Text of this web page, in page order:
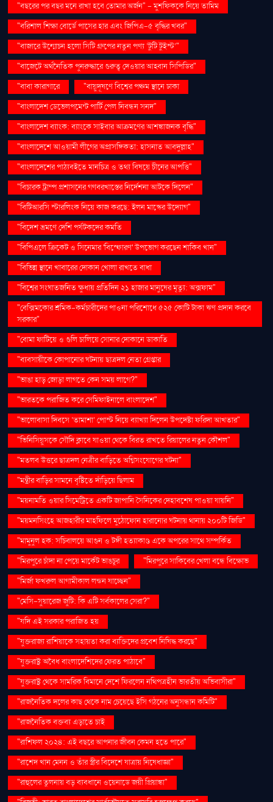
"বছরের পর বছর মনে রাখা হবে তোমার অর্জন" – মুশফিককে নিয়ে তামিম
"বরিশাল শিক্ষা বোর্ডে পাসের হার এবং জিপিএ-৫ বৃদ্ধির খবর"
"বাজারে উন্মোচন হলো সিটি গ্রুপের নতুন পণ্য ‘টুটি টুইস্ট’"
"বাজেটে অর্থনৈতিক পুনরুদ্ধারে গুরুত্ব দেওয়ার আহ্বান সিপিডির"
"বাবা কারাগারে
"বায়ুদূষণে বিশ্বের পঞ্চম স্থানে ঢাকা
"বাংলাদেশ ডেভেলপমেন্ট পার্টি পেল নিবন্ধন সনদ"
"বাংলাদেশ ব্যাংক: ব্যাংকে সাইবার আক্রমণের আশঙ্কাজনক বৃদ্ধি"
"বাংলাদেশে আওয়ামী লীগের অপ্রাসঙ্গিকতা: হাসনাত আবদুল্লাহ"
"বাংলাদেশের পাঠ্যবইতে মানচিত্র ও তথ্য বিষয়ে চীনের আপত্তি"
"বিচারক ট্রাম্প প্রশাসনের গণবরখাস্তের নির্দেশনা আটকে দিলেন"
"বিটিআরসি স্টারলিংক নিয়ে কাজ করছে: ইলন মাস্কের উদ্যোগ"
"বিদেশ ভ্রমণে দেশি পর্যটকদের কমতি
"বিপিএলে ক্রিকেট ও সিনেমার 'বিস্ফোরণ' উপভোগ করছেন শাকিব খান"
"বিভিন্ন স্থানে খাবারের দোকান খোলা রাখতে বাধা
"বিশ্বের সংঘাতজনিত ক্ষুধায় প্রতিদিন ২১ হাজার মানুষের মৃত্যু: অক্সফাম"
"বেক্সিমকোর শ্রমিক-কর্মচারীদের পাওনা পরিশোধে ৫২৫ কোটি টাকা ঋণ প্রদান করবে
সরকার"
"বোমা ফাটিয়ে ও গুলি চালিয়ে সোনার দোকানে ডাকাতি
"ব্যবসায়ীকে কোপানোর ঘটনায় ছাত্রদল নেতা গ্রেপ্তার
"ভাঙা হাড় জোড়া লাগতে কেন সময় লাগে?"
"ভারতকে পরাজিত করে সেমিফাইনালে বাংলাদেশ"
"ভালোবাসা দিবসে ‘তামাশা’ পোস্ট নিয়ে ব্যাখ্যা দিলেন উপদেষ্টা ফরিদা আখতার"
"ভিনিসিয়ুসকে সৌদি ক্লাবে যাওয়া থেকে বিরত রাখতে রিয়ালের নতুন কৌশল"
"মতলব উত্তরে ছাত্রদল নেত্রীর বাড়িতে অগ্নিসংযোগের ঘটনা"
"মন্ত্রীর বাড়ির সামনে বৃষ্টিতে দাঁড়িয়ে ছিলাম
"ময়নামতি ওয়ার সিমেট্রিতে একটি জাপানি সৈনিকের দেহাবশেষ পাওয়া যায়নি"
"ময়মনসিংহে আজহারীর মাহফিলে মুঠোফোন হারানোর ঘটনায় থানায় ২০০টি জিডি"
"মামুনুল হক: সচিবালয়ে আগুন ও টঙ্গী হত্যাকাণ্ড একে অপরের সাথে সম্পর্কিত
"মিরপুরে চাঁদা না পেয়ে মার্কেট ভাঙচুর
"মিরপুরে সাকিবের খেলা বন্ধে বিক্ষোভ
"মির্জা ফখরুল আগামীকাল লন্ডন যাচ্ছেন"
"মেসি-সুয়ারেজ জুটি: কি এটি সর্বকালের সেরা?"
"যদি এই সরকার পরাজিত হয়
"যুক্তরাজ্য রাশিয়াকে সহায়তা করা ব্যক্তিদের প্রবেশ নিষিদ্ধ করছে"
"যুক্তরাষ্ট্র অবৈধ বাংলাদেশিদের ফেরত পাঠাবে"
"যুক্তরাষ্ট্র থেকে সামরিক বিমানে দেশে ফিরলেন নথিপত্রহীন ভারতীয় অভিবাসীরা"
"রাজনৈতিক দলের কাছ থেকে নাম চেয়েছে ইসি গঠনের অনুসন্ধান কমিটি"
"রাজনৈতিক বক্তব্য এড়াতে চাই
"রাশিফল ২০২৪: এই বছরে আপনার জীবন কেমন হতে পারে"
"রাশেদ খান মেনন ও তাঁর স্ত্রীর বিদেশে যাত্রায় নিষেধাজ্ঞা"
"রাহুলের তুলনায় বড় ব্যবধানে ওয়েনাডে জয়ী প্রিয়াঙ্কা"